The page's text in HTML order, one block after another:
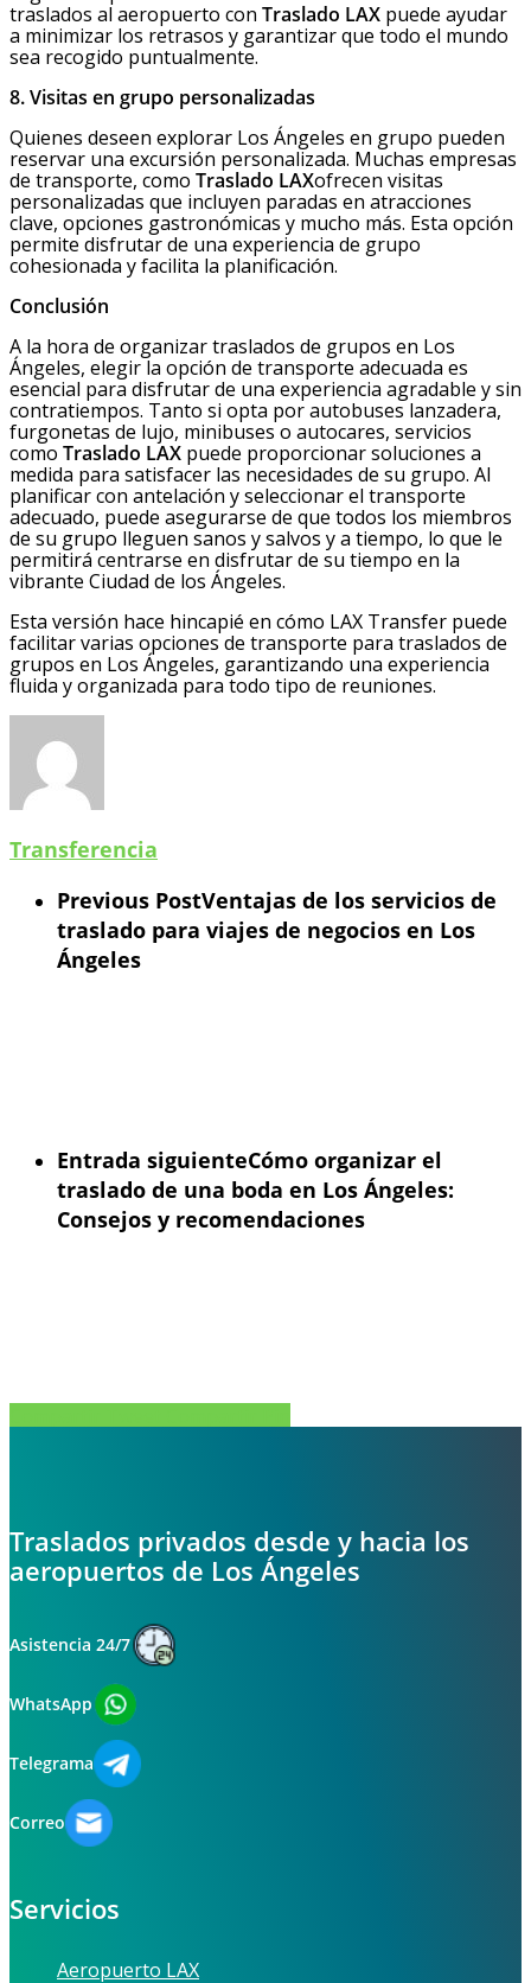
traslados al aeropuerto con Traslado LAX puede ayudar
a minimizar los retrasos y garantizar que todo el mundo
sea recogido puntualmente.
8. Visitas en grupo personalizadas
Quienes deseen explorar Los Ángeles en grupo pueden
reservar una excursión personalizada. Muchas empresas
de transporte, como Traslado LAXofrecen visitas
personalizadas que incluyen paradas en atracciones
clave, opciones gastronómicas y mucho más. Esta opción
permite disfrutar de una experiencia de grupo
cohesionada y facilita la planificación.
Conclusión
A la hora de organizar traslados de grupos en Los
Ángeles, elegir la opción de transporte adecuada es
esencial para disfrutar de una experiencia agradable y sin
contratiempos. Tanto si opta por autobuses lanzadera,
furgonetas de lujo, minibuses o autocares, servicios
como Traslado LAX puede proporcionar soluciones a
medida para satisfacer las necesidades de su grupo. Al
planificar con antelación y seleccionar el transporte
adecuado, puede asegurarse de que todos los miembros
de su grupo lleguen sanos y salvos y a tiempo, lo que le
permitirá centrarse en disfrutar de su tiempo en la
vibrante Ciudad de los Ángeles.
Esta versión hace hincapié en cómo LAX Transfer puede
facilitar varias opciones de transporte para traslados de
grupos en Los Ángeles, garantizando una experiencia
fluida y organizada para todo tipo de reuniones.
Transferencia
Previous PostVentajas de los servicios de
traslado para viajes de negocios en Los
Ángeles
Entrada siguienteCómo organizar el
traslado de una boda en Los Ángeles:
Consejos y recomendaciones
Traslados privados desde y hacia los
aeropuertos de Los Ángeles
Asistencia 24/7
WhatsApp
Telegrama
Correo
Servicios
Aeropuerto LAX